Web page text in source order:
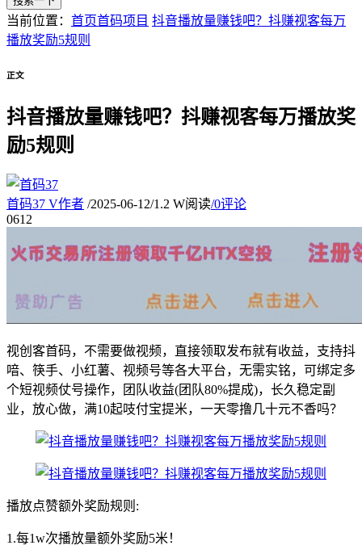
当前位置： 首页首码项目 抖音播放量赚钱吧？抖赚视客每万
播放奖励5规则
正文
抖音播放量赚钱吧？抖赚视客每万播放奖
励5规则
首码37 V作者 /2025-06-12/1.2 W阅读/0评论
0612
视创客首码，不需要做视频，直接领取发布就有收益，支持抖
喑、筷手、小红薯、视频号等各大平台，无需实铭，可绑定多
个短视频仗号操作，团队收益(团队80%提成)，长久稳定副
业，放心做，满10起吱付宝提米，一天零撸几十元不香吗？
播放点赞额外奖励规则:
1.每1w次播放量额外奖励5米！